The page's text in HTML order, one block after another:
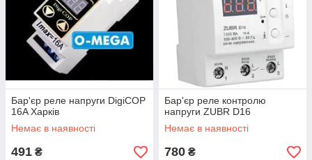
Бар'єр реле напруги DigiCOP
16A Харків
Немає в наявності
491 ₴
Бар'єр реле контролю
напруги ZUBR D16
Немає в наявності
780 ₴